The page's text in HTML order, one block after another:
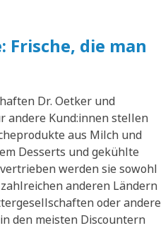
Frische, die man
Dr. Oetker und
andere Kund:innen stellen
aus Milch und
Desserts und gekühlte
werden sie sowohl
anderen Ländern
oder andere
den meisten Discountern